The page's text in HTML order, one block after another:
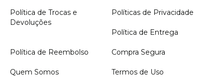
Política de Trocas e
Devoluções
Políticas de Privacidade
Política de Entrega
Política de Reembolso Compra Segura
Quem Somos Termos de Uso